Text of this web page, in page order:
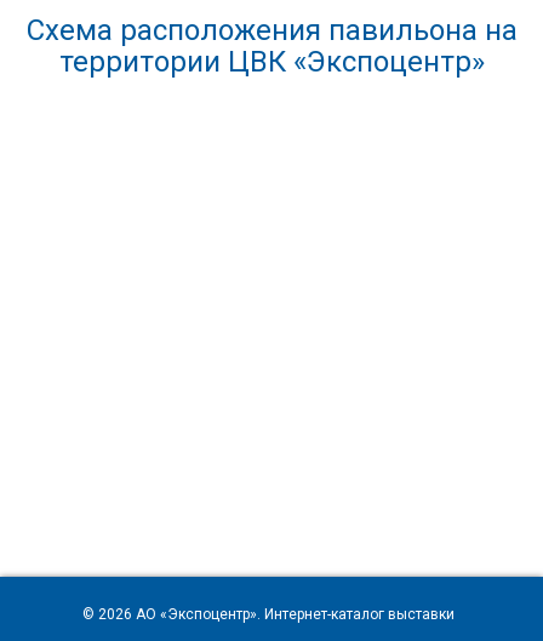
Схема расположения павильона на
территории ЦВК «Экспоцентр»
© 2026 АО «Экспоцентр». Интернет-каталог выставки